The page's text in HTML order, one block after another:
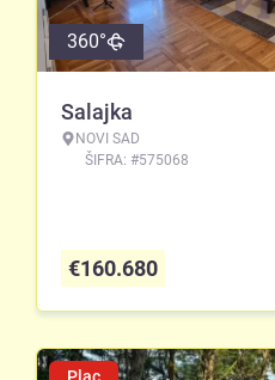
360°
Salajka
NOVI SAD
ŠIFRA: #575068
€160.680